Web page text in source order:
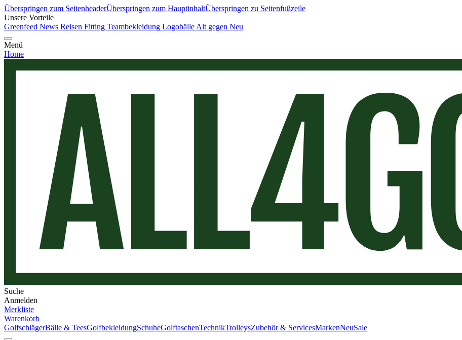
Überspringen zum SeitenheaderÜberspringen zum HauptinhaltÜberspringen zu Seitenfußzeile
Unsere Vorteile
Greenfeed News Reisen Fitting Teambekleidung Logobälle Alt gegen Neu
Menü
Home
Suche
Anmelden
Merkliste
Warenkorb
GolfschlägerBälle & TeesGolfbekleidungSchuheGolftaschenTechnikTrolleysZubehör & ServicesMarkenNeuSale